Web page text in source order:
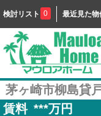
検討リスト 0 最近見た物
茅ヶ崎市柳島貸
賃料 ***万円